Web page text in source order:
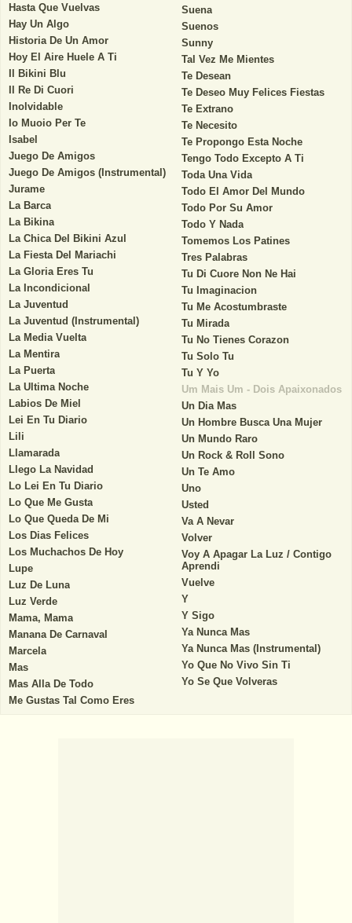
Hasta Que Vuelvas
Hay Un Algo
Historia De Un Amor
Hoy El Aire Huele A Ti
Il Bikini Blu
Il Re Di Cuori
Inolvidable
Io Muoio Per Te
Isabel
Juego De Amigos
Juego De Amigos (Instrumental)
Jurame
La Barca
La Bikina
La Chica Del Bikini Azul
La Fiesta Del Mariachi
La Gloria Eres Tu
La Incondicional
La Juventud
La Juventud (Instrumental)
La Media Vuelta
La Mentira
La Puerta
La Ultima Noche
Labios De Miel
Lei En Tu Diario
Lili
Llamarada
Llego La Navidad
Lo Lei En Tu Diario
Lo Que Me Gusta
Lo Que Queda De Mi
Los Dias Felices
Los Muchachos De Hoy
Lupe
Luz De Luna
Luz Verde
Mama, Mama
Manana De Carnaval
Marcela
Mas
Mas Alla De Todo
Me Gustas Tal Como Eres
Suena
Suenos
Sunny
Tal Vez Me Mientes
Te Desean
Te Deseo Muy Felices Fiestas
Te Extrano
Te Necesito
Te Propongo Esta Noche
Tengo Todo Excepto A Ti
Toda Una Vida
Todo El Amor Del Mundo
Todo Por Su Amor
Todo Y Nada
Tomemos Los Patines
Tres Palabras
Tu Di Cuore Non Ne Hai
Tu Imaginacion
Tu Me Acostumbraste
Tu Mirada
Tu No Tienes Corazon
Tu Solo Tu
Tu Y Yo
Um Mais Um - Dois Apaixonados
Un Dia Mas
Un Hombre Busca Una Mujer
Un Mundo Raro
Un Rock & Roll Sono
Un Te Amo
Uno
Usted
Va A Nevar
Volver
Voy A Apagar La Luz / Contigo
Aprendi
Vuelve
Y
Y Sigo
Ya Nunca Mas
Ya Nunca Mas (Instrumental)
Yo Que No Vivo Sin Ti
Yo Se Que Volveras